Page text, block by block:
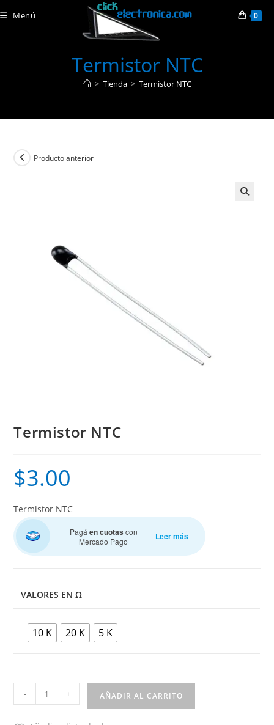
al
Menú 0
Termistor NTC
> Tienda > Termistor NTC
Producto anterior
Termistor NTC
$3.00
Termistor NTC
Pagáen cuotas con
Mercado Pago
Leer más
VALORES EN Ω
10 K 20 K 5 K
Termistor
NTC
cantidad
- + AÑADIR AL CARRITO